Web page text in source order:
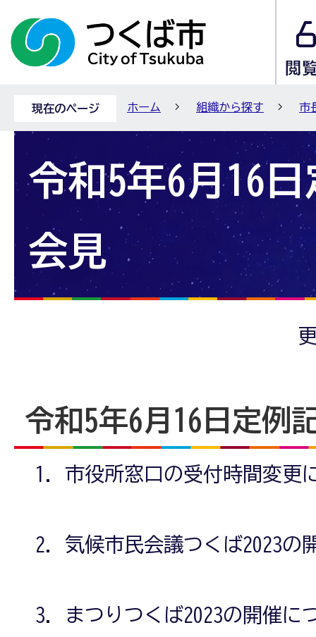
現在のページ ホーム 組織から探す 市
令和5年6月16
会見
令和5年6月16日定例
市役所窓口の受付時間変更
気候市民会議つくば2023の
まつりつくば2023の開催に